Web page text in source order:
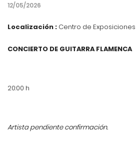
12/05/2026
Localización : Centro de Exposiciones
CONCIERTO DE GUITARRA FLAMENCA
20:00 h
Artista pendiente confirmación.